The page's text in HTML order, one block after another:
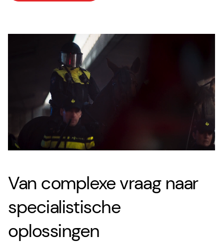
Van complexe vraag naar
specialistische
oplossingen